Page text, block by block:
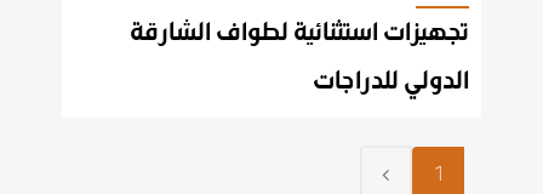
تجهيزات استثنائية لطواف الشارقة
الدولي للدراجات
1